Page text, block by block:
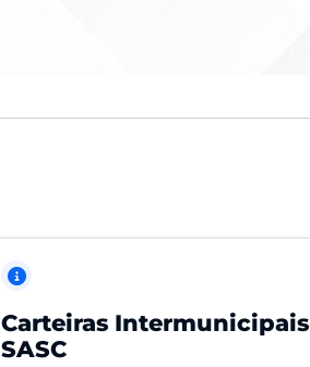
Carteiras Intermunicipais
SASC